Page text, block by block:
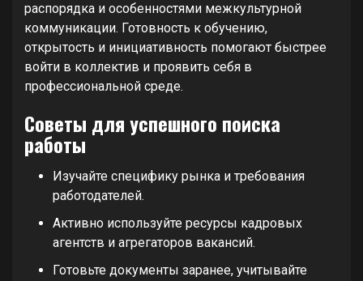
распорядка и особенностями межкультурной
коммуникации. Готовность к обучению,
открытость и инициативность помогают быстрее
войти в коллектив и проявить себя в
профессиональной среде.
Советы для успешного поиска
работы
Изучайте специфику рынка и требования
работодателей.
Активно используйте ресурсы кадровых
агентств и агрегаторов вакансий.
Готовьте документы заранее, учитывайте